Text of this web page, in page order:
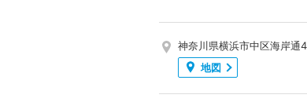
神奈川県横浜市中区海岸
地図